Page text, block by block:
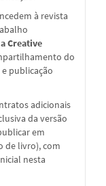
à revista
Creative
do
publicação
adicionais
da versão
em
de livro), com
nesta